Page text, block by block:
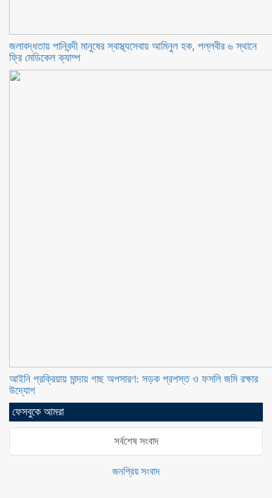
জলাবদ্ধতায় পানিবন্দী মানুষের স্বাস্থ্যসেবায় আমিনুল হক, পল্লবীর ৬ স্থানে
ফ্রি মেডিকেল ক্যাম্প
আইনি প্রক্রিয়ায় মান্দায় গাছ অপসারণ: সড়ক প্রশস্ত ও ফসলি জমি রক্ষার
উদ্যোগ
ফেসবুকে আমরা
সর্বশেষ সংবাদ
জনপ্রিয় সংবাদ